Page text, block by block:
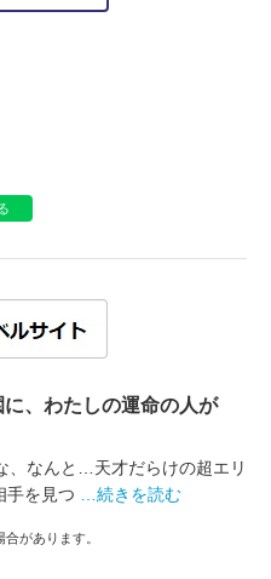
、わたしの運命の人が
、なんと…天才だらけの超エリ
手を見つ
…続きを読む
があります。